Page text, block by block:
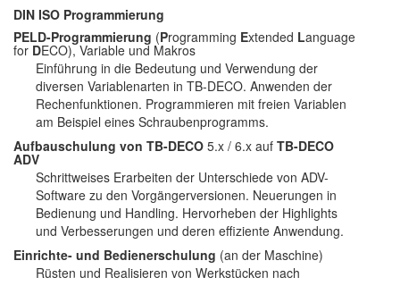
DIN ISO Programmierung
PELD-Programmierung (Programming Extended Language
for DECO), Variable und Makros
Einführung in die Bedeutung und Verwendung der
diversen Variablenarten in TB-DECO. Anwenden der
Rechenfunktionen. Programmieren mit freien Variablen
am Beispiel eines Schraubenprogramms.
Aufbauschulung von TB-DECO 5.x / 6.x auf TB-DECO
ADV
Schrittweises Erarbeiten der Unterschiede von ADV-
Software zu den Vorgängerversionen. Neuerungen in
Bedienung und Handling. Hervorheben der Highlights
und Verbesserungen und deren effiziente Anwendung.
Einrichte- und Bedienerschulung (an der Maschine)
Rüsten und Realisieren von Werkstücken nach